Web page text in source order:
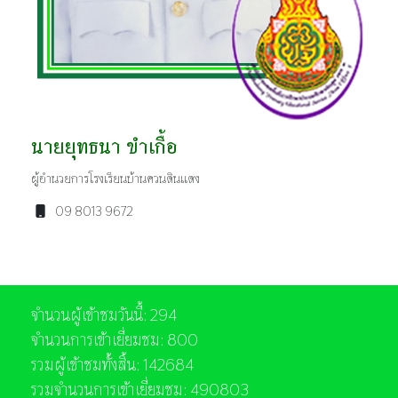
นายยุทธนา ขำเกื้อ
ผู้อำนวยการโรงเรียนบ้านควนดินแดง
09 8013 9672
จำนวนผู้เข้าชมวันนี้: 294
จำนวนการเข้าเยี่ยมชม: 800
รวมผู้เข้าชมทั้งสิ้น: 142684
รวมจำนวนการเข้าเยี่ยมชม: 490803